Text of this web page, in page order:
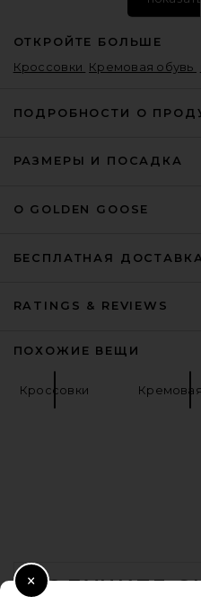
Nike
$135
ОТКРОЙТЕ БОЛЬШЕ
Кроссовки Кремовая обувь
ПОДРОБНОСТИ О
РАЗМЕРЫ И ПОСАДКА
О GOLDEN GOOSE
БЕСПЛАТНАЯ
RATINGS & REVIEWS
ПОХОЖИЕ ВЕЩИ
Кроссовки
FOOTER
ПОЛУЧИТЕ
Close Modal